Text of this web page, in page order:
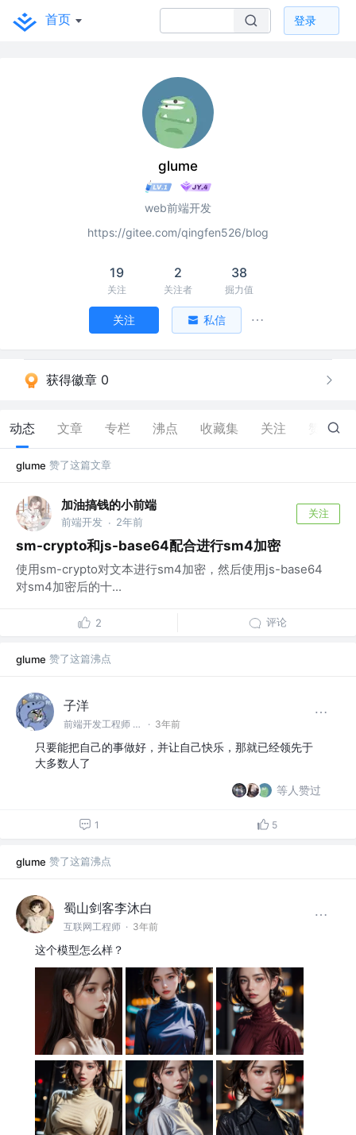
首页 登录
glume
web前端开发
https://gitee.com/qingfen526/blog
19
关注
2
关注者
38
掘力值
关注 私信
获得徽章 0
动态 文章 专栏 沸点 收藏集 关注 78
glume 赞了这篇文章
加油搞钱的小前端
前端开发 · 2年前
关注
sm-crypto和js-base64配合进行sm4加密
使用sm-crypto对文本进行sm4加密，然后使用js-base64
对sm4加密后的十...
2 评论
glume 赞了这篇沸点
子洋
前端开发工程师 @子洋的摘星阁 · 3年前
只要能把自己的事做好，并让自己快乐，那就已经领先于
大多数人了
等人赞过
1 5
glume 赞了这篇沸点
蜀山剑客李沐白
互联网工程师 · 3年前
这个模型怎么样？